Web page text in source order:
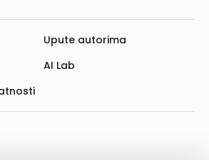
Upute autorima
AI Lab